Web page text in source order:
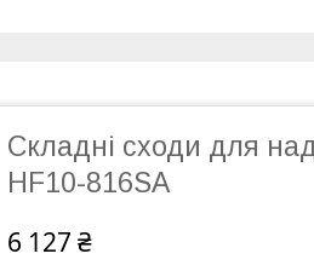
Складні сходи для
HF10-816SA
6 127 ₴